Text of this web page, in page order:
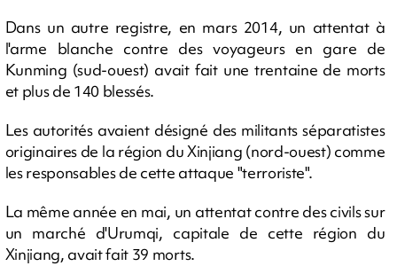
Dans un autre registre, en mars 2014, un attentat à
l'arme blanche contre des voyageurs en gare de
Kunming (sud-ouest) avait fait une trentaine de morts
et plus de 140 blessés.
Les autorités avaient désigné des militants séparatistes
originaires de la région du Xinjiang (nord-ouest) comme
les responsables de cette attaque "terroriste".
La même année en mai, un attentat contre des civils sur
un marché d'Urumqi, capitale de cette région du
Xinjiang, avait fait 39 morts.